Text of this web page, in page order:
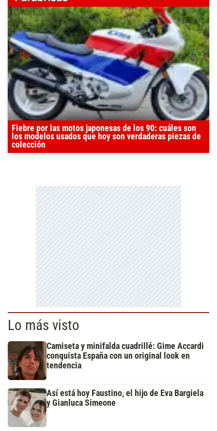
Fiebre por las motos japonesas de los 90: cuáles son
los modelos usados que hoy son verdaderas piezas de
colección
Lo más visto
Camiseta y minifalda cuadrillé: Gime Accardi
conquista España con un original look en
tendencia
Así está hoy Faustino, el hijo de Eva Bargiela
y Gianluca Simeone